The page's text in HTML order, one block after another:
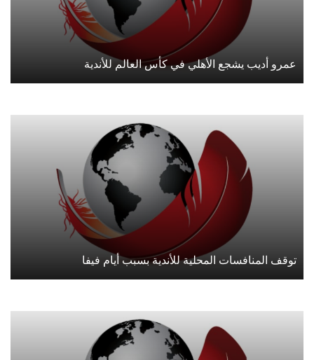
عمرو أديب يشجع الأهلي في كأس العالم للأندية
توقف المنافسات المحلية للأندية بسبب أيام فيفا